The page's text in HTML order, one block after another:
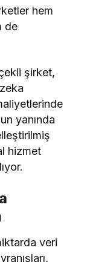
hem
de
şirket,
yanında
hizmet
veri